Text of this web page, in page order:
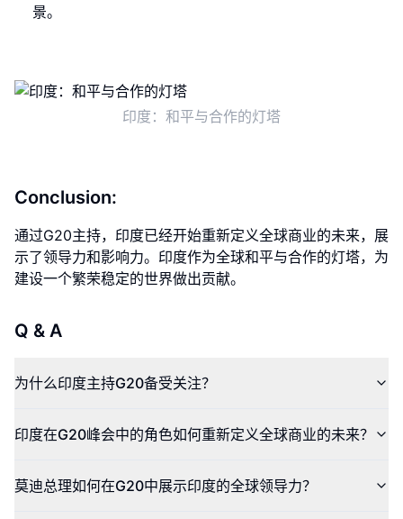
景。
印度：和平与合作的灯塔
Conclusion:
通过G20主持，印度已经开始重新定义全球商业的未来，展
示了领导力和影响力。印度作为全球和平与合作的灯塔，为
建设一个繁荣稳定的世界做出贡献。
Q & A
为什么印度主持G20备受关注？
印度在G20峰会中的角色如何重新定义全球商业的未来？
莫迪总理如何在G20中展示印度的全球领导力？